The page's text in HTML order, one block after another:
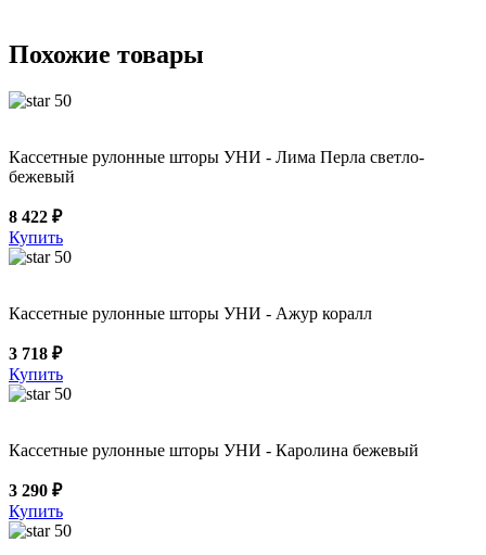
Похожие товары
50
Кассетные рулонные шторы УНИ - Лима Перла светло-
бежевый
8 422 ₽
Купить
50
Кассетные рулонные шторы УНИ - Ажур коралл
3 718 ₽
Купить
50
Кассетные рулонные шторы УНИ - Каролина бежевый
3 290 ₽
Купить
50